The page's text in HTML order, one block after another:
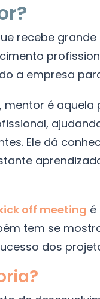
recebe
a empresa
mentor é
Ele dá
off meeting é
tem se
dos